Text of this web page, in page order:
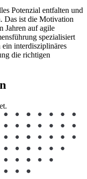
Potenzial entfalten und
Das ist die Motivation
Jahren auf agile
spezialisiert
ein interdisziplinäres
die richtigen